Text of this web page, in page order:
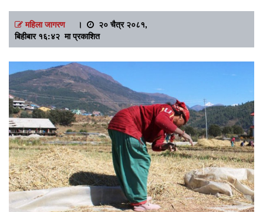
महिला जागरण।
२० चैत्र २०८१,
बिहीबार १६:४२ मा प्रकाशित